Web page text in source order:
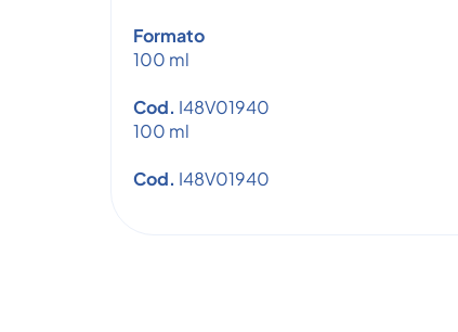
Formato
100 ml
Cod. I48V01940
100 ml
Cod. I48V01940